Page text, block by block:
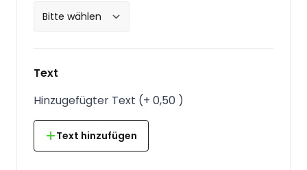
Text
Hinzugefügter Text (+ 0,50 )
Text hinzufügen